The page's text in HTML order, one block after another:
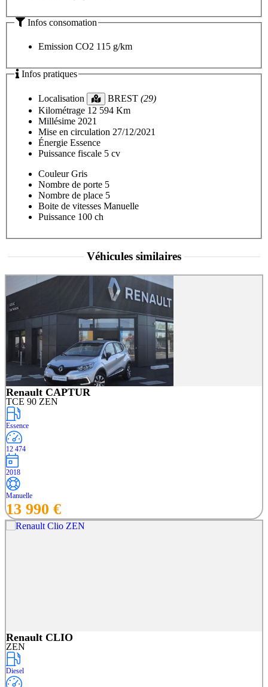
Infos consomation
Emission CO2 115 g/km
Infos pratiques
Localisation BREST (29)
Kilométrage 12 594 Km
Millésime 2021
Mise en circulation 27/12/2021
Énergie Essence
Puissance fiscale 5 cv
Couleur Gris
Nombre de porte 5
Nombre de place 5
Boite de vitesses Manuelle
Puissance 100 ch
Véhicules similaires
Renault CAPTUR
TCE 90 ZEN
Essence
12 474
2018
Manuelle
13 990 €
Renault CLIO
ZEN
Diesel